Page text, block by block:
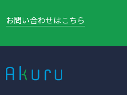
お問い合わせはこちら